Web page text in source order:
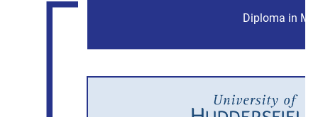
Diploma in